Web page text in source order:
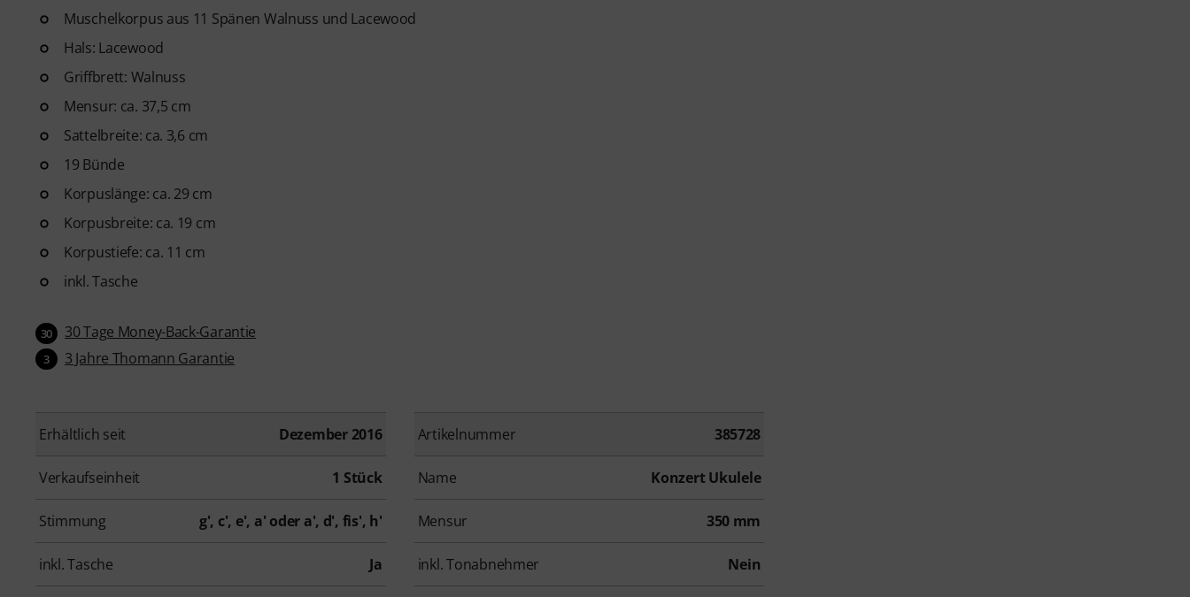
Muschelkorpus aus 11 Spänen Walnuss und Lacewood
Hals: Lacewood
Griffbrett: Walnuss
Mensur: ca. 37,5 cm
Sattelbreite: ca. 3,6 cm
19 Bünde
Korpuslänge: ca. 29 cm
Korpusbreite: ca. 19 cm
Korpustiefe: ca. 11 cm
inkl. Tasche
30 30 Tage Money-Back-Garantie
3 3 Jahre Thomann Garantie
Erhältlich seit Dezember 2016 Artikelnummer 385728
Verkaufseinheit 1 Stück Name Konzert Ukulele
Stimmung g', c', e', a' oder a', d', fis', h' Mensur 350 mm
inkl. Tasche Ja inkl. Tonabnehmer Nein